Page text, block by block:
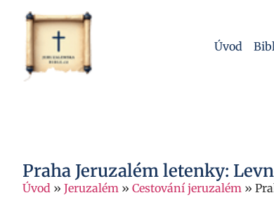
Úvod
Praha Jeruzalém letenky:
Úvod » Jeruzalém » Cestování jeruzalém »